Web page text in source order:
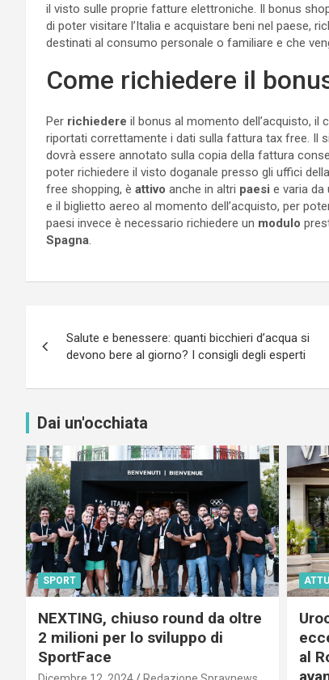
il visto sulle proprie fatture elettroniche. Il bonus
di poter visitare l’Italia e acquistare beni nel paese,
destinati al consumo personale o familiare e che
Come richiedere il
Per richiedere il bonus al momento dell’acquisto, il
riportati correttamente i dati sulla fattura tax free. Il
dovrà essere annotato sulla copia della fattura
poter richiedere il visto doganale presso gli uffici della
free shopping, è attivo anche in altri paesi e varia
e il biglietto aereo al momento dell’acquisto, per
paesi invece è necessario richiedere un modulo
Spagna
articoli
Salute e benessere: quanti bicchieri d’acqua si
devono bere al giorno? I consigli degli esperti
Dai un'occhiata
SPORT
NEXTING, chiuso round da oltre
2 milioni per lo sviluppo di
SportFace
al